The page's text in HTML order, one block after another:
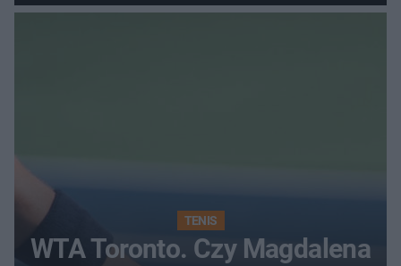
rundzie?
TENIS
WTA Toronto. Czy Magdalena